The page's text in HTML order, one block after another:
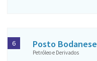
Posto Bodanese
Petróleo e Derivados
6